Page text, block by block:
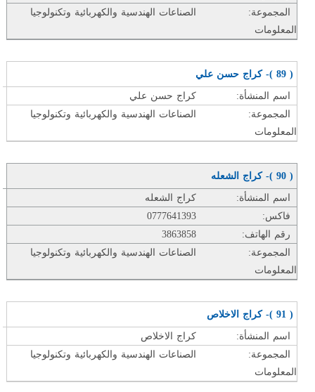
المجموعة:
الصناعات الهندسية والكهربائية وتكنولوجيا
المعلومات
( 89 )- كراج حسن علي
اسم المنشأة:
كراج حسن علي
المجموعة:
الصناعات الهندسية والكهربائية وتكنولوجيا
المعلومات
( 90 )- كراج الشعله
اسم المنشأة:
كراج الشعله
فاكس:
0777641393
رقم الهاتف:
3863858
المجموعة:
الصناعات الهندسية والكهربائية وتكنولوجيا
المعلومات
( 91 )- كراج الاخلاص
اسم المنشأة:
كراج الاخلاص
المجموعة:
الصناعات الهندسية والكهربائية وتكنولوجيا
المعلومات